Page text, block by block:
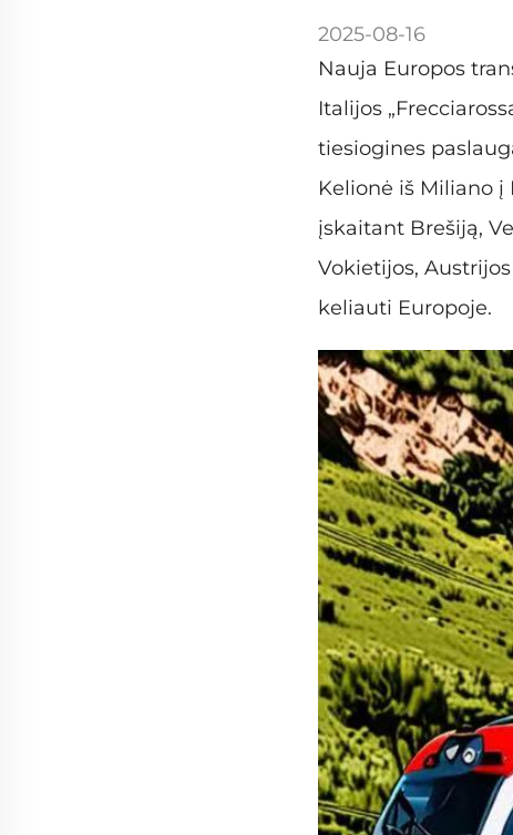
2025-08-16
Nauja Europos
Italijos
tiesiogines
Kelionė iš Miliano
įskaitant Brešiją,
Vokietijos,
keliauti Europoje.